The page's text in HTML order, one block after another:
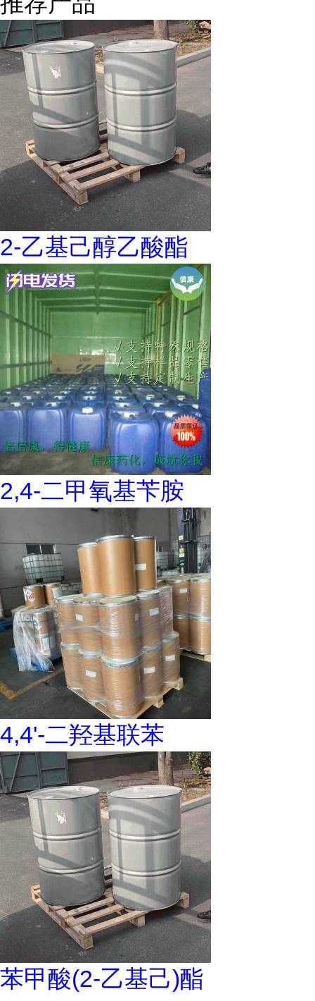
2-乙基己醇乙酸酯
2,4-二甲氧基苄胺
4,4'-二羟基联苯
苯甲酸(2-乙基己)酯